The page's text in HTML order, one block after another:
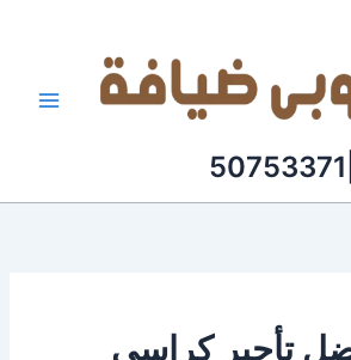
تأجير كراسي